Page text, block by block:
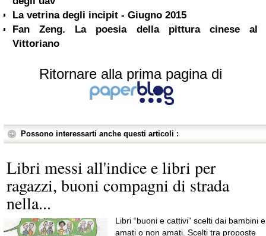
La vetrina degli incipit - Giugno 2015
Fan Zeng. La poesia della pittura cinese al
Vittoriano
Ritornare alla prima pagina di
Possono interessarti anche questi articoli :
Libri messi all'indice e libri per
ragazzi, buoni compagni di strada
nella...
Libri “buoni e cattivi” scelti dai bambini e
amati o non amati. Scelti tra proposte